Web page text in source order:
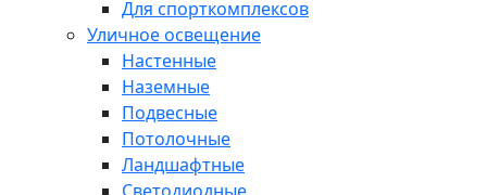
Для спорткомплексов
Уличное освещение
Настенные
Наземные
Подвесные
Потолочные
Ландшафтные